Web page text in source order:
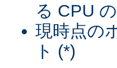
る CPU
現時点の
ト (*)